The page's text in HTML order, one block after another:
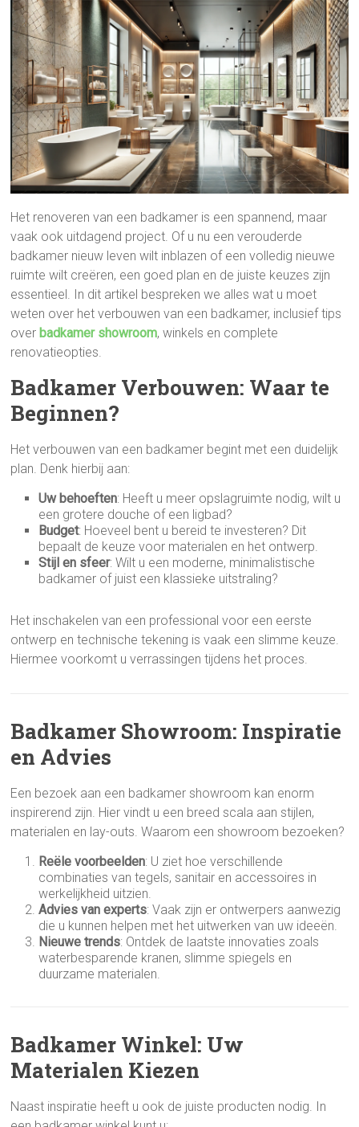
Het renoveren van een badkamer is een spannend, maar
vaak ook uitdagend project. Of u nu een verouderde
badkamer nieuw leven wilt inblazen of een volledig nieuwe
ruimte wilt creëren, een goed plan en de juiste keuzes zijn
essentieel. In dit artikel bespreken we alles wat u moet
weten over het verbouwen van een badkamer, inclusief tips
over badkamer showroom, winkels en complete
renovatieopties.
Badkamer Verbouwen: Waar te
Beginnen?
Het verbouwen van een badkamer begint met een duidelijk
plan. Denk hierbij aan:
Uw behoeften: Heeft u meer opslagruimte nodig, wilt u
een grotere douche of een ligbad?
Budget: Hoeveel bent u bereid te investeren? Dit
bepaalt de keuze voor materialen en het ontwerp.
Stijl en sfeer: Wilt u een moderne, minimalistische
badkamer of juist een klassieke uitstraling?
Het inschakelen van een professional voor een eerste
ontwerp en technische tekening is vaak een slimme keuze.
Hiermee voorkomt u verrassingen tijdens het proces.
Badkamer Showroom: Inspiratie
en Advies
Een bezoek aan een badkamer showroom kan enorm
inspirerend zijn. Hier vindt u een breed scala aan stijlen,
materialen en lay-outs. Waarom een showroom bezoeken?
Reële voorbeelden: U ziet hoe verschillende
combinaties van tegels, sanitair en accessoires in
werkelijkheid uitzien.
Advies van experts: Vaak zijn er ontwerpers aanwezig
die u kunnen helpen met het uitwerken van uw ideeën.
Nieuwe trends: Ontdek de laatste innovaties zoals
waterbesparende kranen, slimme spiegels en
duurzame materialen.
Badkamer Winkel: Uw
Materialen Kiezen
Naast inspiratie heeft u ook de juiste producten nodig. In